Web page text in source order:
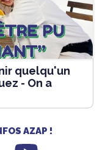
quelqu'un
- On a
AZAP !